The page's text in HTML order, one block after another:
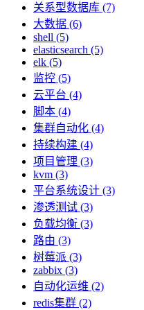
关系型数据库 (7)
大数据 (6)
shell (5)
elasticsearch (5)
elk (5)
监控 (5)
云平台 (4)
脚本 (4)
集群自动化 (4)
持续构建 (4)
项目管理 (3)
kvm (3)
平台系统设计 (3)
渗透测试 (3)
负载均衡 (3)
路由 (3)
树莓派 (3)
zabbix (3)
自动化运维 (2)
redis集群 (2)